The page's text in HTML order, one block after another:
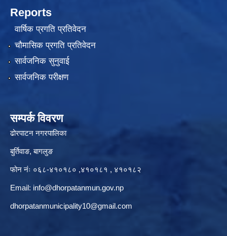
Reports
वार्षिक प्रगति प्रतिवेदन
चौमासिक प्रगति प्रतिवेदन
सार्वजनिक सुनुवाई
सार्वजनिक परीक्षण
सम्पर्क विवरण
ढोरपाटन नगरपालिका
बुर्तिवाङ, बागलुङ
फोन नंः ०६८-४१०१८० ,४१०१८१ , ४१०१८२
Email: info@dhorpatanmun.gov.np
dhorpatanmunicipality10@gmail.com